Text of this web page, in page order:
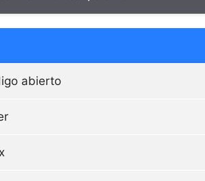
abierto